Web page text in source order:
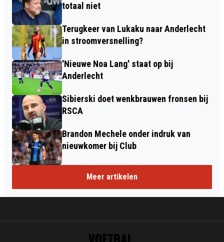
totaal niet
Terugkeer van Lukaku naar Anderlecht
in stroomversnelling?
'Nieuwe Noa Lang' staat op bij
Anderlecht
Sibierski doet wenkbrauwen fronsen bij
RSCA
Brandon Mechele onder indruk van
nieuwkomer bij Club
Meer artikelen